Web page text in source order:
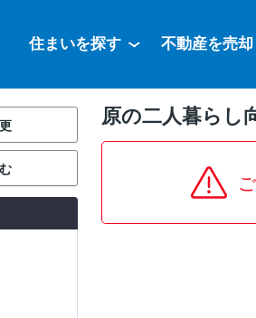
住まいを探す 不動産を売却
原の二人暮らし